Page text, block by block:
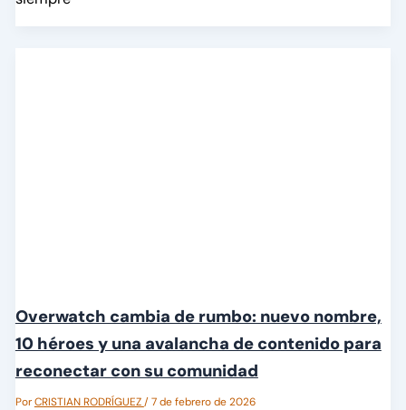
Overwatch cambia de rumbo: nuevo nombre,
10 héroes y una avalancha de contenido para
reconectar con su comunidad
PorCRISTIAN RODRÍGUEZ/7 de febrero de 2026